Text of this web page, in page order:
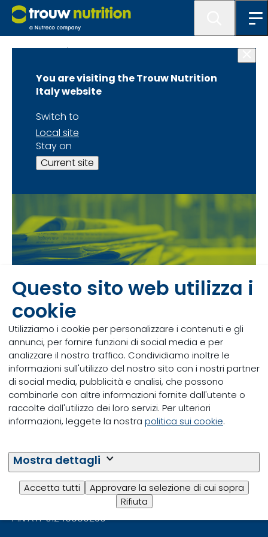
Questo sito web utilizza i
cookie
Utilizziamo i cookie per personalizzare i contenuti e gli
annunci, per fornire funzioni di social media e per
analizzare il nostro traffico. Condividiamo inoltre le
informazioni sull'utilizzo del nostro sito con i nostri partner
di social media, pubblicità e analisi, che possono
combinarle con altre informazioni fornite dall'utente o
raccolte dall'utilizzo dei loro servizi. Per ulteriori
informazioni, leggete la nostra politica sui cookie.
Mostra dettagli
Accetta tutti
Approvare la selezione di cui sopra
Rifiuta
You are visiting the Trouw Nutrition
Italy website
Switch to
Local site
Stay on
Current site
Contattaci
La vostra richiesta è
stata ricevuta
Grazie per averci contattato!
Ti contatteremo il prima possibile.
Trouw Nutrition Italia S.p.A.
P.IVA IT 01246880239